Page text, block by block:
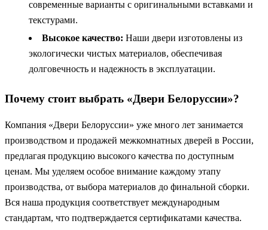
современные варианты с оригинальными вставками и
текстурами.
Высокое качество: Наши двери изготовлены из
экологически чистых материалов, обеспечивая
долговечность и надежность в эксплуатации.
Почему стоит выбрать «Двери Белоруссии»?
Компания «Двери Белоруссии» уже много лет занимается
производством и продажей межкомнатных дверей в России,
предлагая продукцию высокого качества по доступным
ценам. Мы уделяем особое внимание каждому этапу
производства, от выбора материалов до финальной сборки.
Вся наша продукция соответствует международным
стандартам, что подтверждается сертификатами качества.